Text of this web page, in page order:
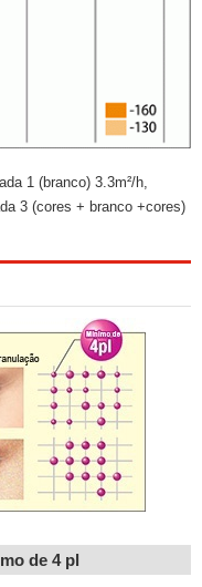
1 (branco) 3.3m²/h,
3 (cores + branco +cores)
de 4 pl